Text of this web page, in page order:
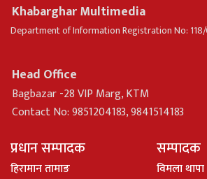
Khabarghar Multimedia
Department of Information Registration No:
Head Office
Bagbazar -28 VIP Marg, KTM
Contact No: 9851204183, 9841514183
प्रधान सम्पादक
हिरामान तामाङ
सम्पादक
विमला थापा